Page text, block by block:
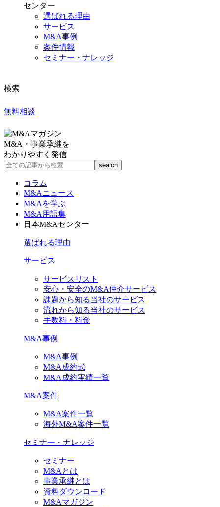
センター
選ばれる理由
サービス
M&A事例
案件情報
セミナー・ナレッジ
検索
無料相談
M&A・事業承継を
わかりやすく発信
コラム
M&Aニュース
M&Aを学ぶ
M&A用語集
日本M&Aセンター
選ばれる理由
サービス
サービスリスト
安心・安全のM&A仲介サービス
課題から知る当社のサービス
流れから知る当社のサービス
手数料・料金
M&A事例
M&A事例
M&A成約式
M&A成約実績一覧
M&A案件
M&A案件一覧
海外M&A案件一覧
セミナー・ナレッジ
セミナー
M&Aとは
事業承継とは
資料ダウンロード
M&Aマガジン